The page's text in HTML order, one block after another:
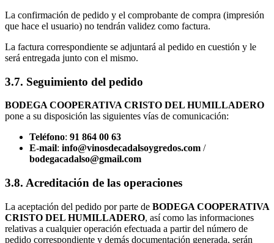
La confirmación de pedido y el comprobante de compra (impresión
que hace el usuario) no tendrán validez como factura.
La factura correspondiente se adjuntará al pedido en cuestión y le
será entregada junto con el mismo.
3.7. Seguimiento del pedido
BODEGA COOPERATIVA CRISTO DEL HUMILLADERO
pone a su disposición las siguientes vías de comunicación:
Teléfono: 91 864 00 63
E-mail: info@vinosdecadalsoygredos.com /
bodegacadalso@gmail.com
3.8. Acreditación de las operaciones
La aceptación del pedido por parte de BODEGA COOPERATIVA
CRISTO DEL HUMILLADERO, así como las informaciones
relativas a cualquier operación efectuada a partir del número de
pedido correspondiente y demás documentación generada, serán